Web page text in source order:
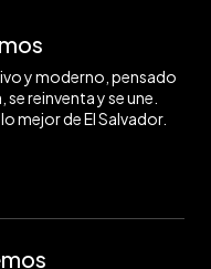
y moderno, pensado
reinventa y se une.
mejor de El Salvador.